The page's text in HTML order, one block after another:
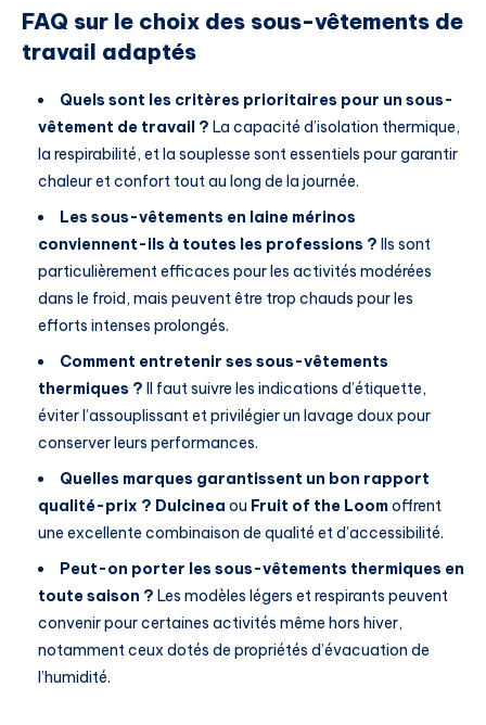
FAQ sur le choix des sous-vêtements de
travail adaptés
Quels sont les critères prioritaires pour un sous-
vêtement de travail ? La capacité d’isolation thermique,
la respirabilité, et la souplesse sont essentiels pour garantir
chaleur et confort tout au long de la journée.
Les sous-vêtements en laine mérinos
conviennent-ils à toutes les professions ? Ils sont
particulièrement efficaces pour les activités modérées
dans le froid, mais peuvent être trop chauds pour les
efforts intenses prolongés.
Comment entretenir ses sous-vêtements
thermiques ? Il faut suivre les indications d’étiquette,
éviter l’assouplissant et privilégier un lavage doux pour
conserver leurs performances.
Quelles marques garantissent un bon rapport
qualité-prix ? Dulcinea ou Fruit of the Loomoffrent
une excellente combinaison de qualité et d’accessibilité.
Peut-on porter les sous-vêtements thermiques en
toute saison ? Les modèles légers et respirants peuvent
convenir pour certaines activités même hors hiver,
notamment ceux dotés de propriétés d’évacuation de
l’humidité.